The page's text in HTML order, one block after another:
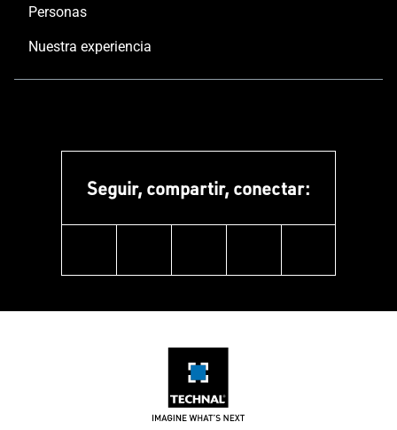
Personas
Nuestra experiencia
Seguir, compartir, conectar: